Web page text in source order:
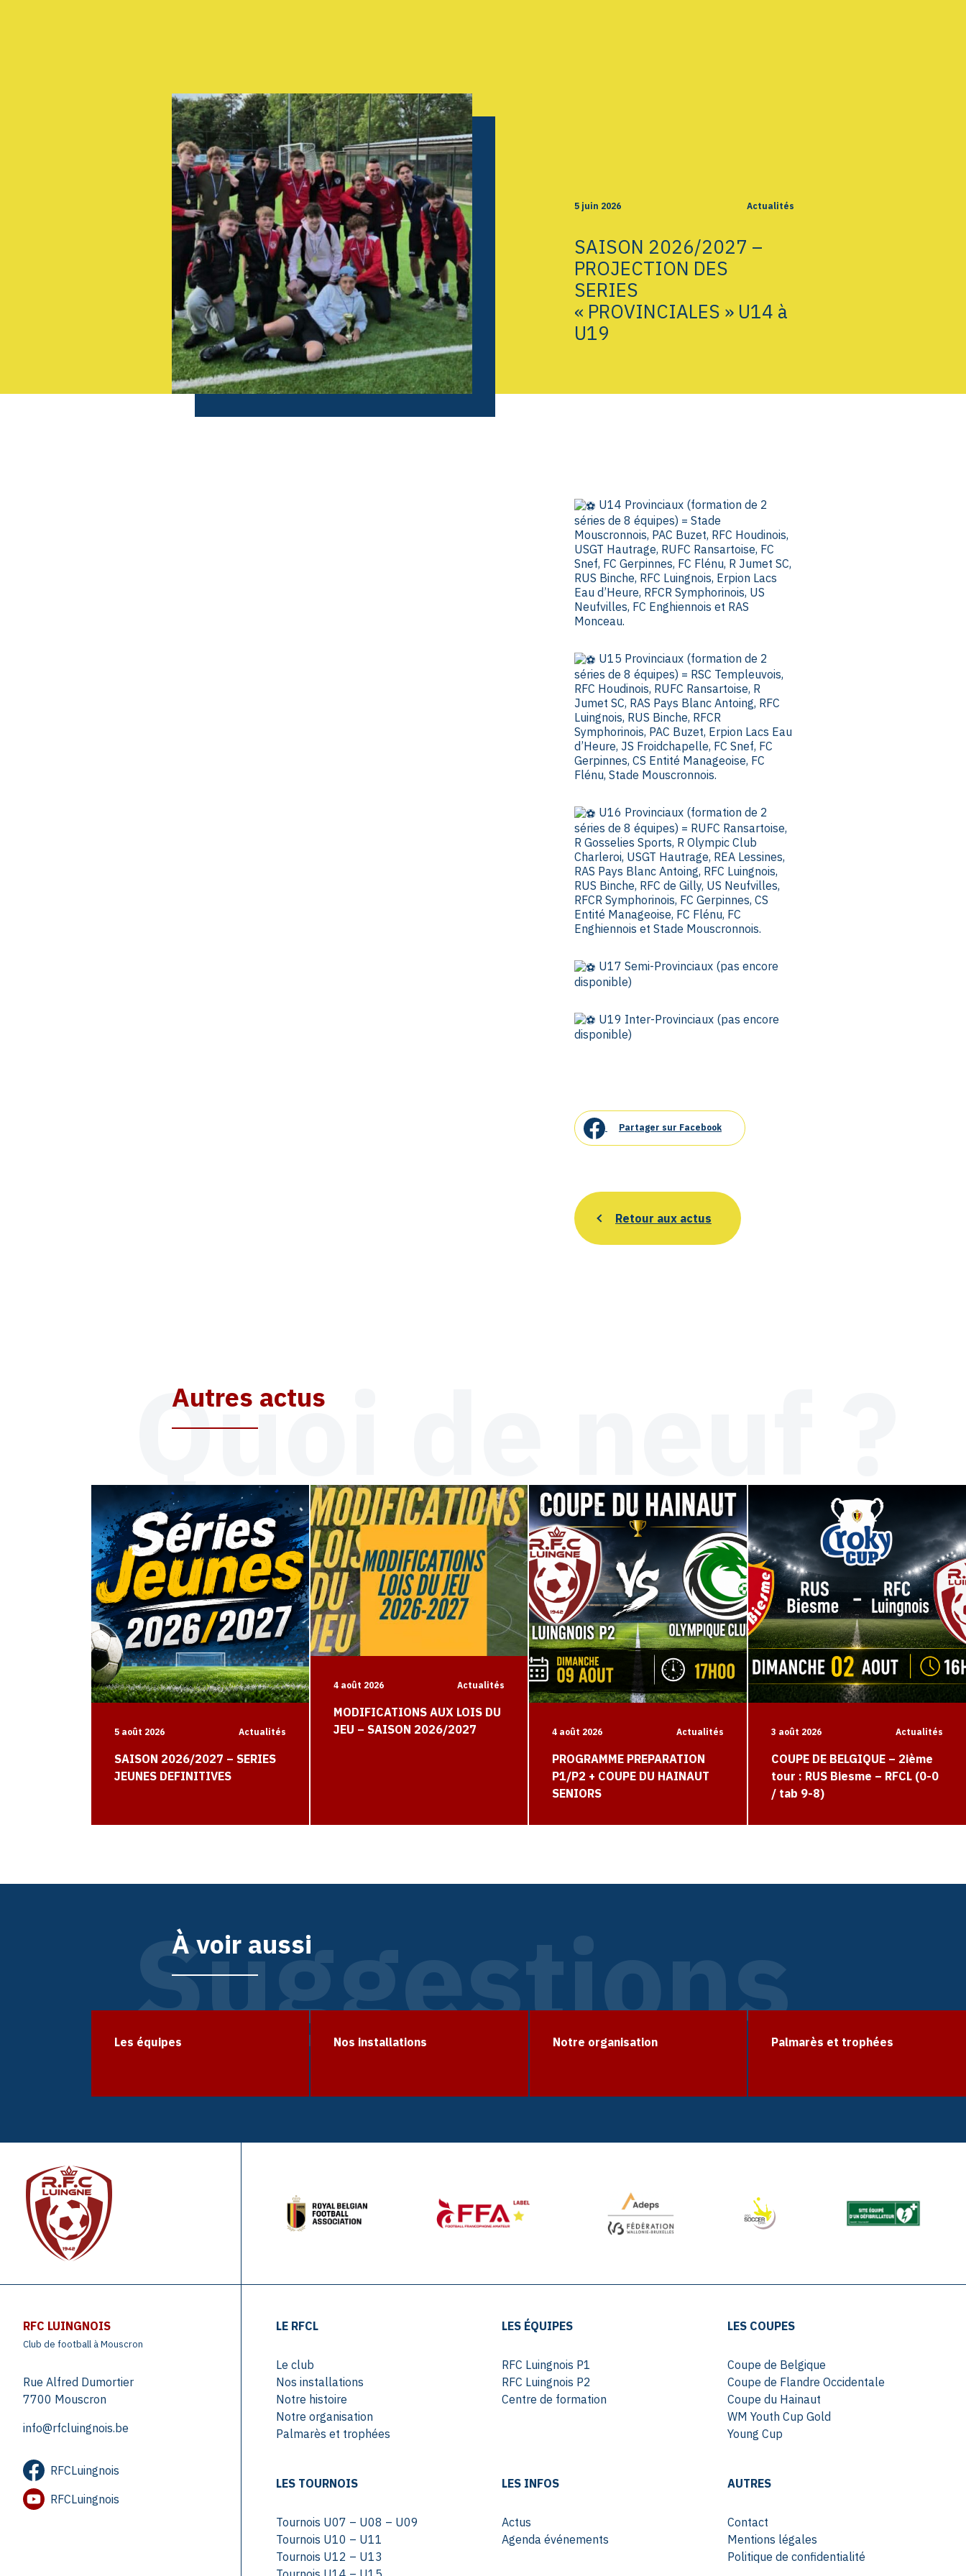
INFOS
CONTACT
5 juin 2026 Actualités
SAISON 2026/2027 –
PROJECTION DES
SERIES
« PROVINCIALES » U14 à
U19
U14 Provinciaux (formation de 2
séries de 8 équipes) = Stade
Mouscronnois, PAC Buzet, RFC Houdinois,
USGT Hautrage, RUFC Ransartoise, FC
Snef, FC Gerpinnes, FC Flénu, R Jumet SC,
RUS Binche, RFC Luingnois, Erpion Lacs
Eau d’Heure, RFCR Symphorinois, US
Neufvilles, FC Enghiennois et RAS
Monceau.
U15 Provinciaux (formation de 2
séries de 8 équipes) = RSC Templeuvois,
RFC Houdinois, RUFC Ransartoise, R
Jumet SC, RAS Pays Blanc Antoing, RFC
Luingnois, RUS Binche, RFCR
Symphorinois, PAC Buzet, Erpion Lacs Eau
d’Heure, JS Froidchapelle, FC Snef, FC
Gerpinnes, CS Entité Manageoise, FC
Flénu, Stade Mouscronnois.
U16 Provinciaux (formation de 2
séries de 8 équipes) = RUFC Ransartoise,
R Gosselies Sports, R Olympic Club
Charleroi, USGT Hautrage, REA Lessines,
RAS Pays Blanc Antoing, RFC Luingnois,
RUS Binche, RFC de Gilly, US Neufvilles,
RFCR Symphorinois, FC Gerpinnes, CS
Entité Manageoise, FC Flénu, FC
Enghiennois et Stade Mouscronnois.
U17 Semi-Provinciaux (pas encore
disponible)
U19 Inter-Provinciaux (pas encore
disponible)
Partager sur Facebook
Retour aux actus
Autres actus
Quoi de neuf ?
5 août 2026 Actualités
SAISON 2026/2027 – SERIES
JEUNES DEFINITIVES
4 août 2026 Actualités
MODIFICATIONS AUX LOIS DU
JEU – SAISON 2026/2027
4 août 2026 Actualités
PROGRAMME PREPARATION
P1/P2 + COUPE DU HAINAUT
SENIORS
3 août 2026 Actualités
COUPE DE BELGIQUE – 2ième
tour : RUS Biesme – RFCL (0-0
/ tab 9-8)
À voir aussi
Suggestions
Les équipes Nos installations Notre organisation Palmarès et trophées
RFC LUINGNOIS
Club de football à Mouscron
Rue Alfred Dumortier
7700 Mouscron
info@rfcluingnois.be
RFCLuingnois
RFCLuingnois
LE RFCL
Le club
Nos installations
Notre histoire
Notre organisation
Palmarès et trophées
LES ÉQUIPES
RFC Luingnois P1
RFC Luingnois P2
Centre de formation
LES COUPES
Coupe de Belgique
Coupe de Flandre Occidentale
Coupe du Hainaut
WM Youth Cup Gold
Young Cup
LES TOURNOIS
Tournois U07 – U08 – U09
Tournois U10 – U11
Tournois U12 – U13
LES INFOS
Actus
Agenda événements
AUTRES
Contact
Mentions légales
Politique de confidentialité